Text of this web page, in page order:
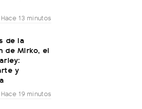
Hace 13 minutos
de la
de Mirko, el
y
Hace 19 minutos